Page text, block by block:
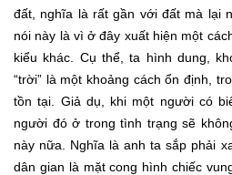
đất, nghĩa là rất gần với đất mà lại
nói này là vì ở đây xuất hiện một
kiểu khác. Cụ thể, ta hình dung,
“trời” là một khoảng cách ổn định,
tồn tại. Giả dụ, khi một người có
người đó ở trong tình trạng sẽ
này nữa. Nghĩa là anh ta sắp phải
dân gian là mặt cong hình chiếc